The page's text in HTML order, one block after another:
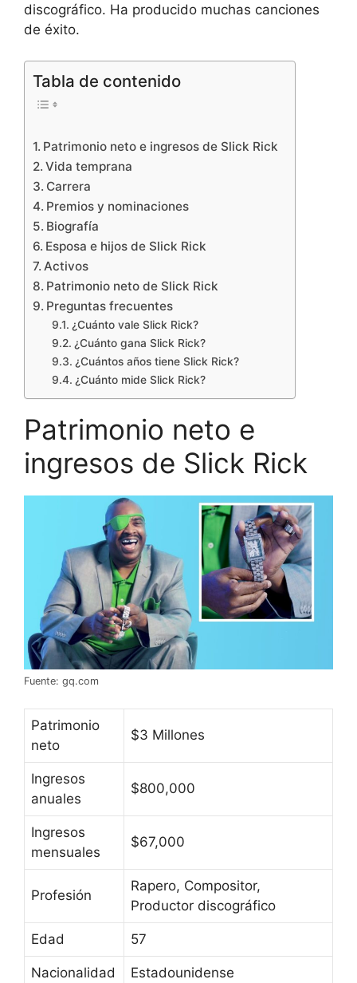
discográfico. Ha producido muchas canciones
de éxito.
Tabla de contenido
Patrimonio neto e ingresos de Slick Rick
Vida temprana
Carrera
Premios y nominaciones
Biografía
Esposa e hijos de Slick Rick
Activos
Patrimonio neto de Slick Rick
Preguntas frecuentes
¿Cuánto vale Slick Rick?
¿Cuánto gana Slick Rick?
¿Cuántos años tiene Slick Rick?
¿Cuánto mide Slick Rick?
Patrimonio neto e
ingresos de Slick Rick
Fuente: gq.com
Patrimonio
neto
$3 Millones
Ingresos
anuales
$800,000
Ingresos
mensuales
$67,000
Profesión
Rapero, Compositor,
Productor discográfico
Edad 57
Nacionalidad Estadounidense